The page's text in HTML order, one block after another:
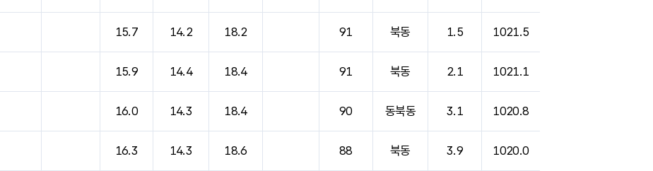
15.7 14.2 18.2 91 북동 1.5 1021.5
15.9 14.4 18.4 91 북동 2.1 1021.1
16.0 14.3 18.4 90 동북동 3.1 1020.8
16.3 14.3 18.6 88 북동 3.9 1020.0